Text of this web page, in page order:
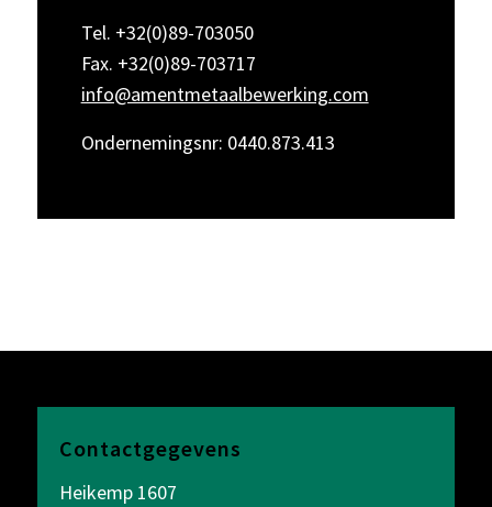
Tel. +32(0)89-703050
Fax. +32(0)89-703717
info@amentmetaalbewerking.com
Ondernemingsnr: 0440.873.413
Contactgegevens
Heikemp 1607